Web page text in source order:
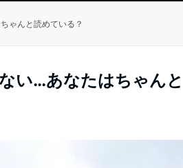
ゃんと読めている？
い…あなたはちゃんと